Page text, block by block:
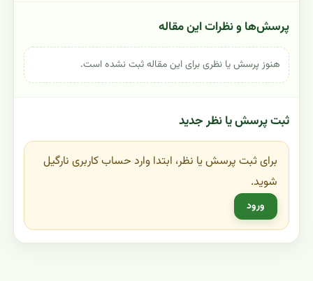
پرسش‌ها و نظرات این مقاله
هنوز پرسش یا نظری برای این مقاله ثبت نشده است.
ثبت پرسش یا نظر جدید
برای ثبت پرسش یا نظر، ابتدا وارد حساب کاربری نارگیل
شوید.
ورود